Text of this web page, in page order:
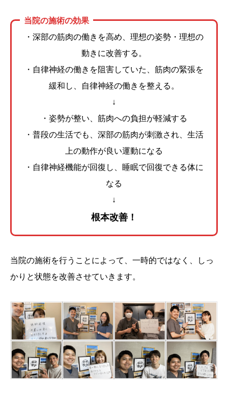
当院の施術の効果
・深部の筋肉の働きを高め、理想の姿勢・理想の
動きに改善する。
・自律神経の働きを阻害していた、筋肉の緊張を
緩和し、自律神経の働きを整える。
↓
・姿勢が整い、筋肉への負担が軽減する
・普段の生活でも、深部の筋肉が刺激され、生活
上の動作が良い運動になる
・自律神経機能が回復し、睡眠で回復できる体に
なる
↓
根本改善！
当院の施術を行うことによって、一時的ではなく、しっ
かりと状態を改善させていきます。